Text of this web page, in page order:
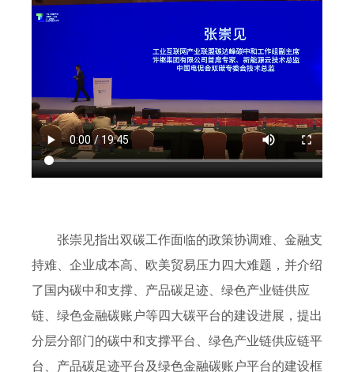
张崇见指出双碳工作面临的政策协调难、金融支
持难、企业成本高、欧美贸易压力四大难题，并介绍
了国内碳中和支撑、产品碳足迹、绿色产业链供应
链、绿色金融碳账户等四大碳平台的建设进展，提出
分层分部门的碳中和支撑平台、绿色产业链供应链平
台、产品碳足迹平台及绿色金融碳账户平台的建设框